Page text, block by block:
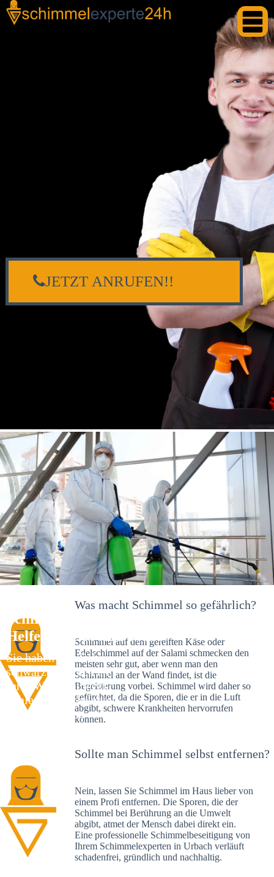
Schimmelexperte in Urbach – Ihr
Helfer an Ort und Stelle
Sie haben kürzlich
schwarze Flecken an
Ihrer Wand entdeckt?
Schlechte Nachrichten:
Sie haben einen
JETZT ANRUFEN!!
Was macht Schimmel so gefährlich?
Schimmel auf dem gereiften Käse oder
Edelschimmel auf der Salami schmecken den
meisten sehr gut, aber wenn man den
Schimmel an der Wand findet, ist die
Begeisterung vorbei. Schimmel wird daher so
gefürchtet, da die Sporen, die er in die Luft
abgibt, schwere Krankheiten hervorrufen
können.
Sollte man Schimmel selbst entfernen?
Nein, lassen Sie Schimmel im Haus lieber von
einem Profi entfernen. Die Sporen, die der
Schimmel bei Berührung an die Umwelt
abgibt, atmet der Mensch dabei direkt ein.
Eine professionelle Schimmelbeseitigung von
Ihrem Schimmelexperten in Urbach verläuft
schadenfrei, gründlich und nachhaltig.